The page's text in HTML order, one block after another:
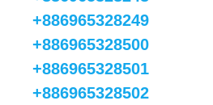
+886965328249
+886965328500
+886965328501
+886965328502